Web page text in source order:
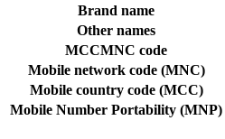
Brand name
Other names
MCCMNC code
Mobile network code (MNC)
Mobile country code (MCC)
Mobile Number Portability (MNP)